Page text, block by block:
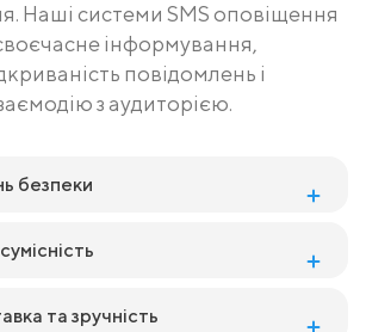
Наші системи SMS оповіщення
інформування,
повідомлень і
з аудиторією.
безпеки
та зручність